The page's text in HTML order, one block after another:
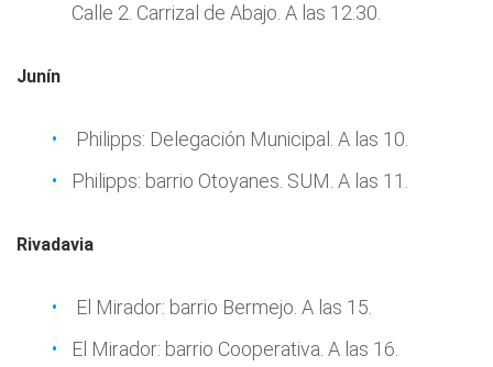
Calle 2. Carrizal de Abajo. A las 12.30.
Junín
Philipps: Delegación Municipal. A las 10.
Philipps: barrio Otoyanes. SUM. A las 11.
Rivadavia
El Mirador: barrio Bermejo. A las 15.
El Mirador: barrio Cooperativa. A las 16.